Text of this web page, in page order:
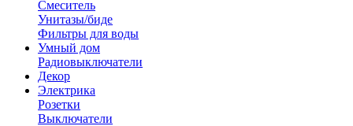
Смеситель
Унитазы/биде
Фильтры для воды
Умный дом
Радиовыключатели
Декор
Электрика
Розетки
Выключатели